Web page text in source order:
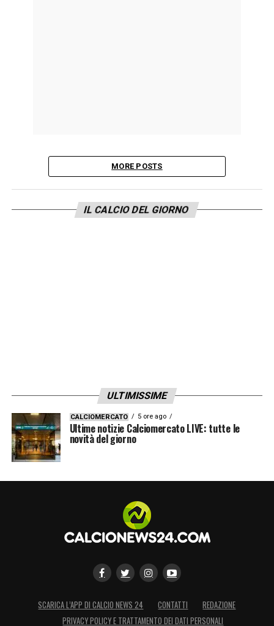
MORE POSTS
IL CALCIO DEL GIORNO
ULTIMISSIME
CALCIOMERCATO 5 ore ago
Ultime notizie Calciomercato LIVE: tutte le
novità del giorno
SCARICA L’APP DI CALCIO NEWS 24 CONTATTI
REDAZIONE
PRIVACY POLICY E TRATTAMENTO DEI DATI PERSONALI